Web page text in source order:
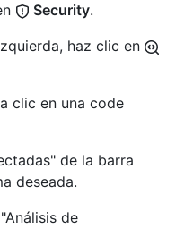
Security.
haz clic en
clic en una code
de la barra
deseada.
de